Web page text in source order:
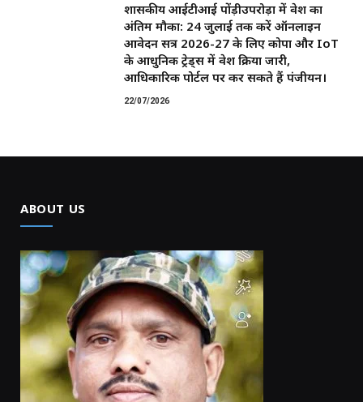
शासकीय आईटीआई पोंड़ीउपरोड़ा में प्रवेश का
अंतिम मौका: 24 जुलाई तक करें ऑनलाइन
आवेदन सत्र 2026-27 के लिए कोपा और IoT
के आधुनिक ट्रेड्स में प्रवेश प्रक्रिया जारी,
आधिकारिक पोर्टल पर कर सकते हैं पंजीयन।
22/07/2026
ABOUT US